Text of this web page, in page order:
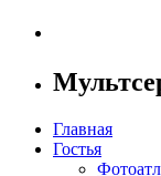
Главная
Гостья